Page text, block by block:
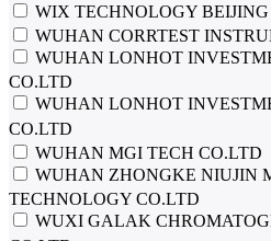
WIX TECHNOLOGY
WUHAN CORRTEST
WUHAN LONHOT
CO.LTD
WUHAN LONHOT
CO.LTD
WUHAN MGI TECH CO.LTD
WUHAN ZHONGKE NIUJIN
TECHNOLOGY CO.LTD
WUXI GALAK